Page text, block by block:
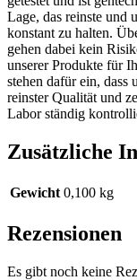
Lage, das reinste und
konstant zu halten.
gehen dabei kein
unserer Produkte für
stehen dafür ein, dass
reinster Qualität und
Labor ständig
Zusätzliche
Gewicht 0,100 kg
Rezensionen
Es gibt noch keine